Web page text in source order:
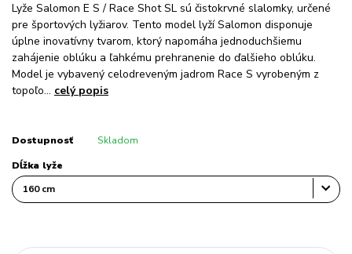
Lyže Salomon E S / Race Shot SL sú čistokrvné slalomky, určené
pre športových lyžiarov. Tento model lyží Salomon disponuje
úplne inovatívny tvarom, ktorý napomáha jednoduchšiemu
zahájenie oblúku a ľahkému prehranenie do ďalšieho oblúku.
Model je vybavený celodreveným jadrom Race S vyrobeným z
topoľo... celý popis
Dostupnosť Skladom
Dĺžka lyže